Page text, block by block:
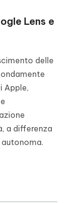
Lens e
delle
Apple,
a differenza
autonoma.